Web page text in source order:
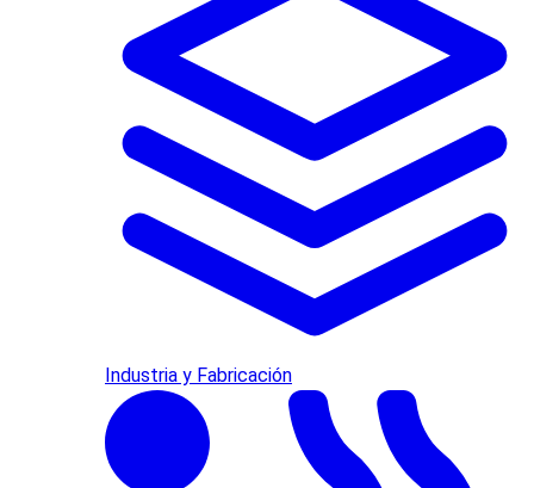
Industria y Fabricación